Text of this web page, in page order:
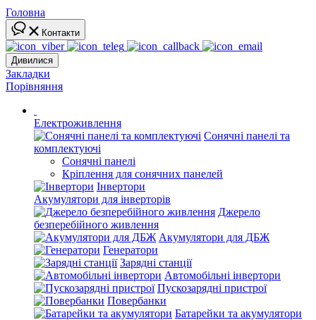
Головна
Контакти
Дивилися
Закладки
Порівняння
Електроживлення
Сонячні панелі та
комплектуючі
Сонячні панелі
Кріплення для сонячних панелей
Інвертори
Акумулятори для інверторів
Джерело
безперебійного живлення
Акумулятори для ДБЖ
Генератори
Зарядні станції
Автомобільні інвертори
Пускозарядні пристрої
Повербанки
Батарейки та акумулятори